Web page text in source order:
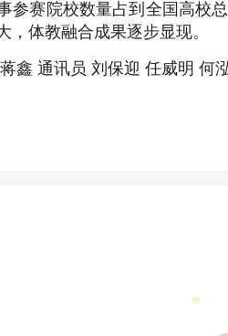
参赛院校数量占到全国高校
，体教融合成果逐步显现。
蒋鑫 通讯员 刘保迎 任威明 何